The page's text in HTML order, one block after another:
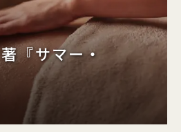
『サマー・